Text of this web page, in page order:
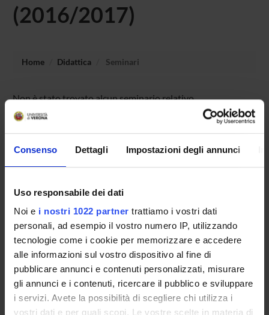
Consenso Dettagli Impostazioni degli annunci
Uso responsabile dei dati
Noi e i nostri 1022 partner trattiamo i vostri dati
personali, ad esempio il vostro numero IP, utilizzando
tecnologie come i cookie per memorizzare e accedere
alle informazioni sul vostro dispositivo al fine di
pubblicare annunci e contenuti personalizzati, misurare
gli annunci e i contenuti, ricercare il pubblico e sviluppare
i servizi. Avete la possibilità di scegliere chi utilizza i
vostri dati e per quali scopi. Le vostre scelte in materia di
(2016/2017)
Home Didattica Seminari
Non è stato trovato alcun seminario relativo
all'insegnamento Genetica e miglioramento genetico.
OFFERTA FORMATIVA
CORSI DI STUDIO
DOTTORATI DI RICERCA E FORMAZIONE
SUPERIORE
Contatti
Persone
Luoghi